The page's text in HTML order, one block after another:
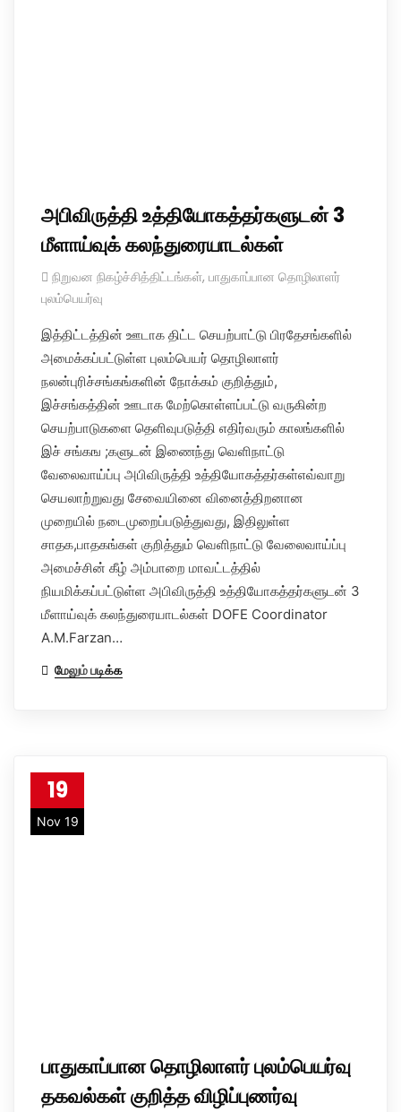
அபிவிருத்தி உத்தியோகத்தர்களுடன் 3
மீளாய்வுக் கலந்துரையாடல்கள்
நிறுவன நிகழ்ச்சித்திட்டங்கள், பாதுகாப்பான தொழிலாளர்
புலம்பெயர்வு
இத்திட்டத்தின் ஊடாக திட்ட செயற்பாட்டு பிரதேசங்களில்
அமைக்கப்பட்டுள்ள புலம்பெயர் தொழிலாளர்
நலன்புரிச்சங்கங்களின் நோக்கம் குறித்தும்,
இச்சங்கத்தின் ஊடாக மேற்கொள்ளப்பட்டு வருகின்ற
செயற்பாடுகளை தெளிவுபடுத்தி எதிர்வரும் காலங்களில்
இச் சங்கங ;களுடன் இணைந்து வெளிநாட்டு
வேலைவாய்ப்பு அபிவிருத்தி உத்தியோகத்தர்கள்எவ்வாறு
செயலாற்றுவது சேவையினை வினைத்திறனான
முறையில் நடைமுறைப்படுத்துவது, இதிலுள்ள
சாதக,பாதகங்கள் குறித்தும் வெளிநாட்டு வேலைவாய்ப்பு
அமைச்சின் கீழ் அம்பாறை மாவட்டத்தில்
நியமிக்கப்பட்டுள்ள அபிவிருத்தி உத்தியோகத்தர்களுடன் 3
மீளாய்வுக் கலந்துரையாடல்கள் DOFE Coordinator
A.M.Farzan…
மேலும் படிக்க
19
Nov 19
பாதுகாப்பான தொழிலாளர் புலம்பெயர்வு
தகவல்கள் குறித்த விழிப்புணர்வு